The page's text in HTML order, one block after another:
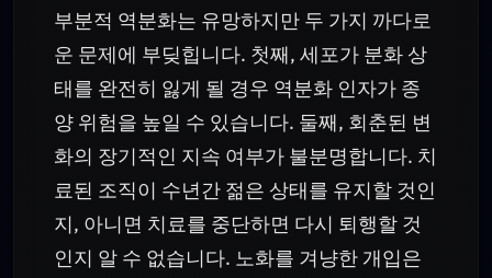
부분적 역분화는 유망하지만 두 가지 까다로
운 문제에 부딪힙니다. 첫째, 세포가 분화 상
태를 완전히 잃게 될 경우 역분화 인자가 종
양 위험을 높일 수 있습니다. 둘째, 회춘된 변
화의 장기적인 지속 여부가 불분명합니다. 치
료된 조직이 수년간 젊은 상태를 유지할 것인
지, 아니면 치료를 중단하면 다시 퇴행할 것
인지 알 수 없습니다. 노화를 겨냥한 개입은